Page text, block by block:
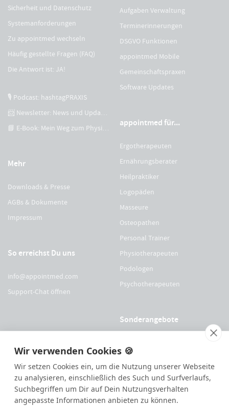
Wir verwenden Cookies 🍪
Wir setzen Cookies ein, um die Nutzung unserer Webseite
zu analysieren, einschließlich des Such und Surfverlaufs,
Suchbegriffen um Dir auf Dein Nutzungsverhalten
angepasste Informationen anbieten zu können.
Sicherheit und Datenschutz
Systemanforderungen
Zu appointmed wechseln
Häufig gestellte Fragen (FAQ)
Die Antwort ist: JA!
🎙 Podcast: hashtagPRAXIS
📨 Newsletter: News und Updates
📘 E-Book: Mein Weg zum Physiotherapeuten
Mehr
Downloads & Presse
AGBs & Dokumente
Impressum
So erreichst Du uns
info@appointmed.com
Support-Chat öffnen
Aufgaben Verwaltung
Terminerinnerungen
DSGVO Funktionen
appointmed Mobile
Gemeinschaftspraxen
Software Updates
appointmed für...
Ergotherapeuten
Ernährungsberater
Heilpraktiker
Logopäden
Masseure
Osteopathen
Personal Trainer
Physiotherapeuten
Podologen
Psychotherapeuten
Sonderangebote
Für OEGO Mitglieder
Für VDOE Mitglieder